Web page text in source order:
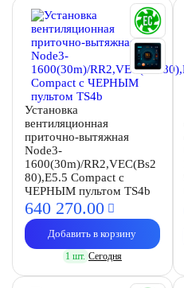
Установка
вентиляционная
приточно-вытяжная
Node3-
1600(30m)/RR2,VEC(Bs2
80),E5.5 Compact с
ЧЕРНЫМ пультом TS4b
640 270.00
Добавить в корзину
1 шт. Сегодня